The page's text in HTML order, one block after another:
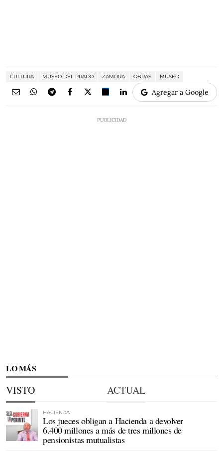
CULTURA MUSEO DEL PRADO ZAMORA OBRAS MUSEO
Agregar a Google
LO MÁS
VISTO ACTUAL
HACIENDA
Los jueces obligan a Hacienda a devolver
6.400 millones a más de tres millones de
pensionistas mutualistas